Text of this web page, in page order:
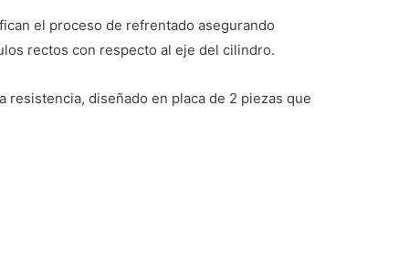
el proceso de refrentado asegurando
rectos con respecto al eje del cilindro.
resistencia, diseñado en placa de 2 piezas que